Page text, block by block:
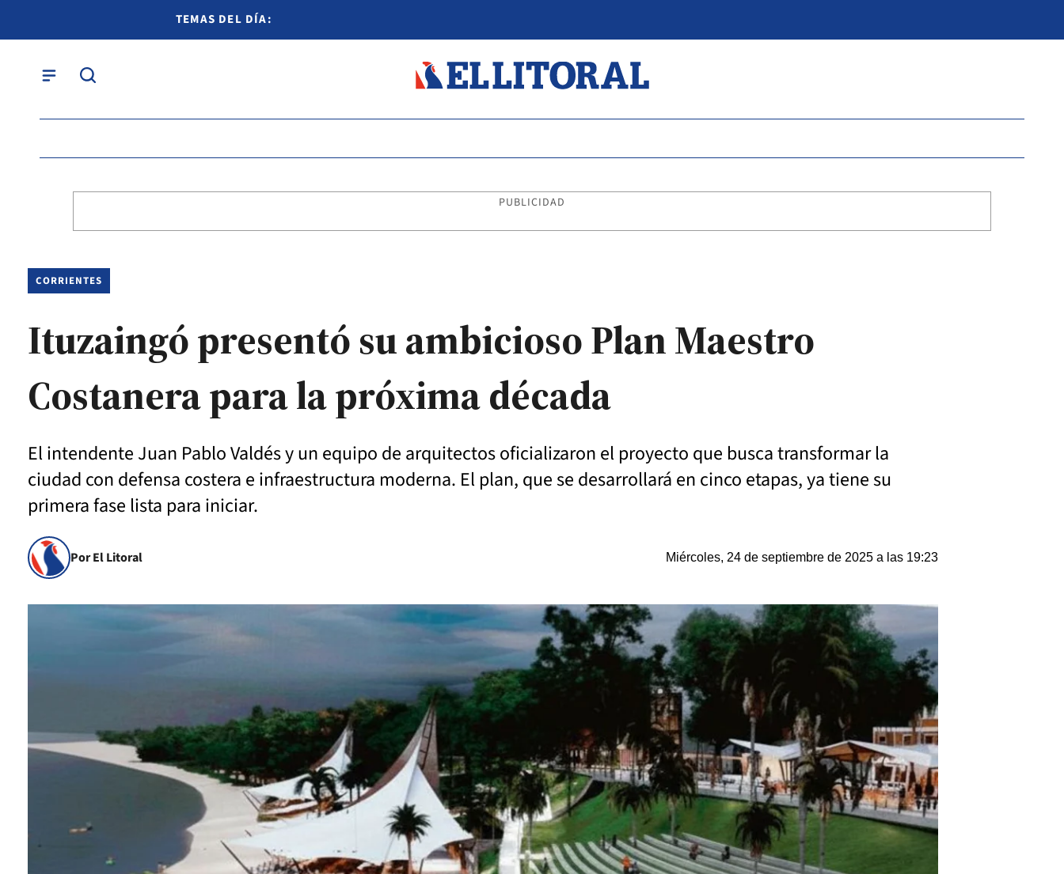
TEMAS DEL DÍA:
PUBLICIDAD
CORRIENTES
Ituzaingó presentó su ambicioso Plan Maestro
Costanera para la próxima década
El intendente Juan Pablo Valdés y un equipo de arquitectos oficializaron el proyecto que busca transformar la
ciudad con defensa costera e infraestructura moderna. El plan, que se desarrollará en cinco etapas, ya tiene su
primera fase lista para iniciar.
Por El Litoral Miércoles, 24 de septiembre de 2025 a las 19:23